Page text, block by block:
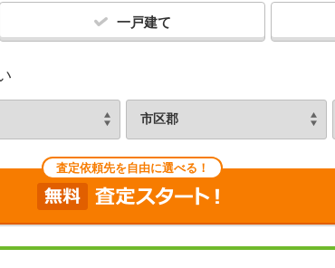
一戸建て
査定依頼先を自由に選べる！